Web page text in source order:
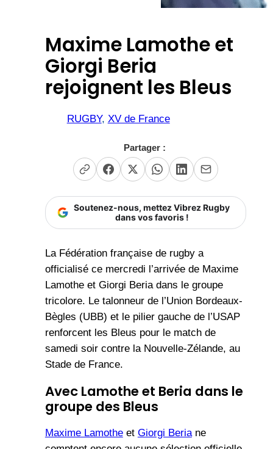
Maxime Lamothe et
Giorgi Beria
rejoignent les Bleus
RUGBY, XV de France
Partager :
Soutenez-nous, mettez Vibrez Rugby
dans vos favoris !
La Fédération française de rugby a
officialisé ce mercredi l’arrivée de Maxime
Lamothe et Giorgi Beria dans le groupe
tricolore. Le talonneur de l’Union Bordeaux-
Bègles (UBB) et le pilier gauche de l’USAP
renforcent les Bleus pour le match de
samedi soir contre la Nouvelle-Zélande, au
Stade de France.
Avec Lamothe et Beria dans le
groupe des Bleus
Maxime Lamotheet Giorgi Beriane